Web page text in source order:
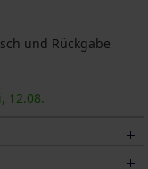
und Rückgabe
12.08.